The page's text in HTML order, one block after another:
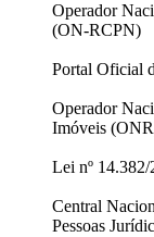
Operador
(ON-RCPN)
Portal Oficial
Operador
Imóveis
Lei nº 14.382/
Central
Pessoas